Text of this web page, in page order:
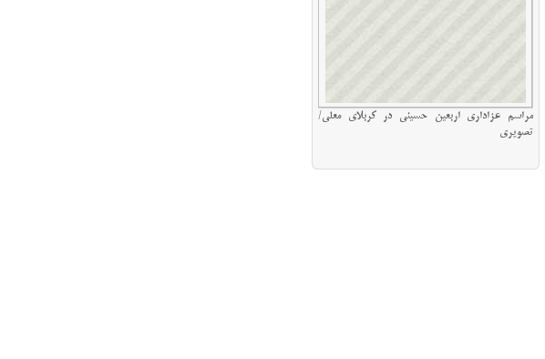
مراسم عزاداری اربعین حسینی در کربلای معلی/
تصویری